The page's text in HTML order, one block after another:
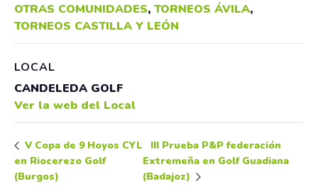
OTRAS COMUNIDADES, TORNEOS ÁVILA,
TORNEOS CASTILLA Y LEÓN
LOCAL
CANDELEDA GOLF
Ver la web del Local
V Copa de 9 Hoyos CYL
en Riocerezo Golf
(Burgos)
III Prueba P&P federación
Extremeña en Golf Guadiana
(Badajoz)